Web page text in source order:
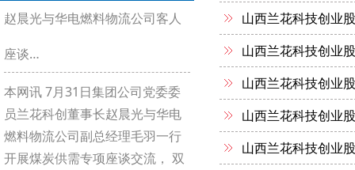
赵晨光与华电燃料物流公司客人
座谈…
本网讯 7月31日集团公司党委委
员兰花科创董事长赵晨光与华电
燃料物流公司副总经理毛羽一行
开展煤炭供需专项座谈交流， 双
山西兰花科技创业
山西兰花科技创业
山西兰花科技创业
山西兰花科技创业
山西兰花科技创业